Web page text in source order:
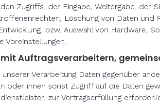
Zugriffs, der Eingabe, Weitergabe, der
Löschung von Daten und
bzw. Auswahl von Hardware,
Voreinstellungen.
Auftragsverarbeitern,
Verarbeitung Daten gegenüber
oder ihnen sonst Zugriff auf die Daten
zur Vertragserfüllung